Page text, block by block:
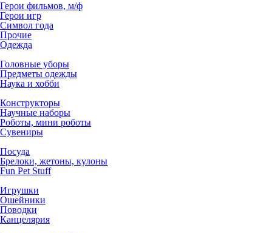
Герои фильмов, м/ф
Герои игр
Символ года
Прочие
Одежда
Головные уборы
Предметы одежды
Наука и хобби
Конструкторы
Научные наборы
Роботы, мини роботы
Сувениры
Посуда
Брелоки, жетоны, кулоны
Fun Pet Stuff
Игрушки
Ошейники
Поводки
Канцелярия